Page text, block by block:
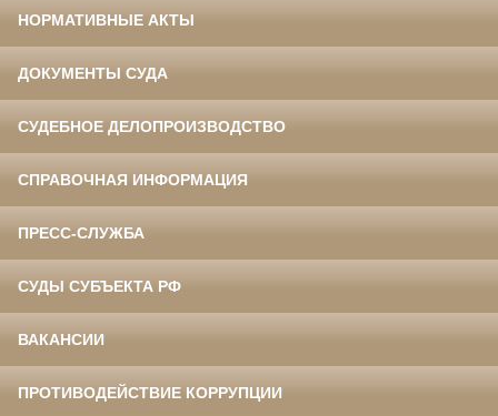
НОРМАТИВНЫЕ АКТЫ
ДОКУМЕНТЫ СУДА
СУДЕБНОЕ ДЕЛОПРОИЗВОДСТВО
СПРАВОЧНАЯ ИНФОРМАЦИЯ
ПРЕСС-СЛУЖБА
СУДЫ СУБЪЕКТА РФ
ВАКАНСИИ
ПРОТИВОДЕЙСТВИЕ КОРРУПЦИИ